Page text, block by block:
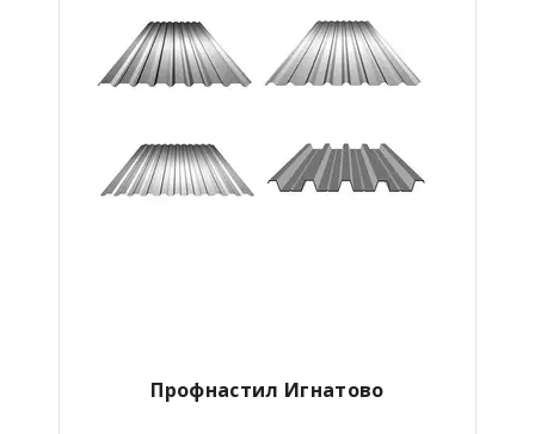
Профнастил Игнатово